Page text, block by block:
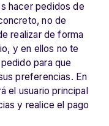
hacer pedidos de
no de
realizar de forma
y en ellos no te
para que
preferencias. En
el usuario principal
y realice el pago